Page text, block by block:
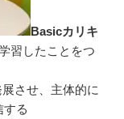
Basicカリキ
習したことをつ
展させ、主体的に
する